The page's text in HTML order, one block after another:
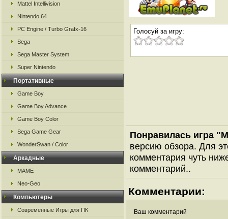
Mattel Intellivision
Nintendo 64
PC Engine / Turbo Grafx-16
Sega
Sega Master System
Super Nintendo
Портативные
Game Boy
Game Boy Advance
Game Boy Color
Sega Game Gear
WonderSwan / Color
Аркадные
MAME
Neo-Geo
Компьютеры
Современные Игры для ПК
Голосуй за игру:
Понравилась игра
версию обзора. Для
комментария чуть
комментарий..
Комментарии:
Ваш комментарий